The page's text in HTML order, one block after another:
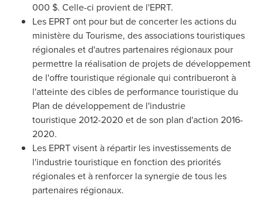
000 $. Celle-ci provient de l'EPRT.
Les EPRT ont pour but de concerter les actions du
ministère du Tourisme, des associations touristiques
régionales et d'autres partenaires régionaux pour
permettre la réalisation de projets de développement
de l'offre touristique régionale qui contribueront à
l'atteinte des cibles de performance touristique du
Plan de développement de l'industrie
touristique 2012-2020 et de son plan d'action 2016-
2020.
Les EPRTvisent à répartir les investissements de
l'industrie touristique en fonction des priorités
régionales et à renforcer la synergie de tous les
partenaires régionaux.